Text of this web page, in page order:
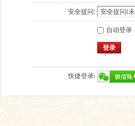
安全提问:
自动登录
登录
快捷登录: